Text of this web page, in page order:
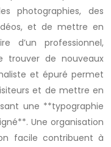
photographies, des
et de mettre en
d’un professionnel,
trouver de nouveaux
et épuré permet
et de mettre en
une **typographie
Une organisation
facile contribuent à